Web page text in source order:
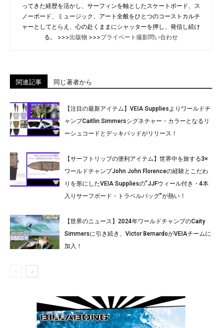
ってきた経歴を活かし、サーフィンを軸としたスケートボード、ス
ノーボード、ミュージック、アート全般をひとつのコーストカルチ
ャーとしてとらえ、心の赴くままにシャッターを押し、発信し続け
る。 >>>出版物 >>>プライベート撮影問い合わせ
関連記事 同じ著者から
【注目の最新アイテム】VEIA Suppliesよりワールドチ
ャンプCaitlin Simmersシグネチャー・カラーとなるリ
ーシュコードとデッキパッドがリリース！
【サーフトリップの便利アイテム】世界中を旅する3×
ワールドチャンプJohn John Florenceの経験とこだわ
りを形にしたVEIA Suppliesの”JJFウィール付き・4本
入りサーフボード・トラベルバッグ”が熱い！
【世界のニュース】2024年ワールドチャンプのCaity
Simmersに引き続き、Victor BernardoがVEIAチームに
加入！